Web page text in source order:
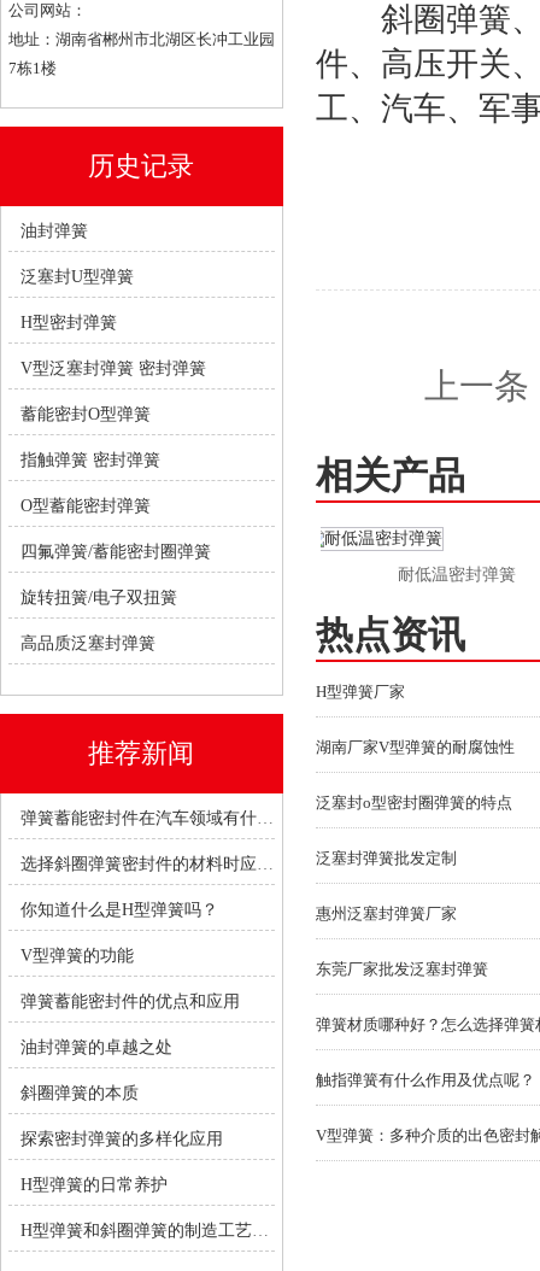
公司网站：
地址：湖南省郴州市北湖区长冲工业园
7栋1楼
历史记录
油封弹簧
泛塞封U型弹簧
H型密封弹簧
V型泛塞封弹簧 密封弹簧
蓄能密封O型弹簧
指触弹簧 密封弹簧
O型蓄能密封弹簧
四氟弹簧/蓄能密封圈弹簧
旋转扭簧/电子双扭簧
高品质泛塞封弹簧
推荐新闻
弹簧蓄能密封件在汽车领域有什么优势？
选择斜圈弹簧密封件的材料时应考虑哪些因素？
你知道什么是H型弹簧吗？
V型弹簧的功能
弹簧蓄能密封件的优点和应用
油封弹簧的卓越之处
斜圈弹簧的本质
探索密封弹簧的多样化应用
H型弹簧的日常养护
H型弹簧和斜圈弹簧的制造工艺有何不同？
斜圈弹簧、
件、高压开关
工、汽车、军
上一
相关产品
精密斜圈弹簧定制厂家 耐低温密封弹簧
热点资讯
H型弹簧厂家
湖南厂家V型弹簧的耐腐蚀性
泛塞封o型密封圈弹簧的特点
泛塞封弹簧批发定制
惠州泛塞封弹簧厂家
东莞厂家批发泛塞封弹簧
弹簧材质哪种好？怎么选择弹簧
触指弹簧有什么作用及优点呢？
V型弹簧：多种介质的出色密封